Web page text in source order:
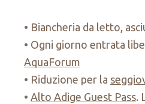
Biancheria da letto,
Ogni giorno entrata
AquaForum
Riduzione per la
Alto Adige Guest Pass.